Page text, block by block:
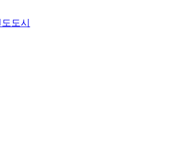
도시